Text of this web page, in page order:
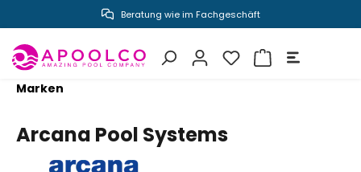
springen Beratung wie im Fachgeschäft
Marken
Arcana Pool Systems